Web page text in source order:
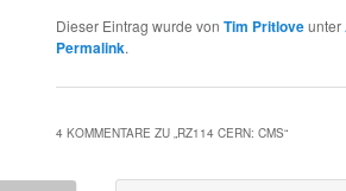
Dieser Eintrag wurde von Tim Pritloveunter
Permalink.
4 KOMMENTARE ZU „ RZ114 CERN: CMS“